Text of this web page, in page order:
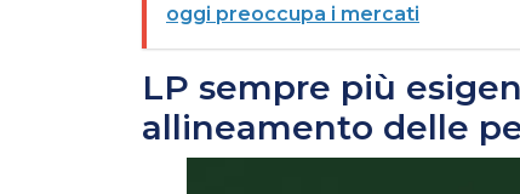
oggi preoccupa i mercati
LP sempre più
allineamento delle